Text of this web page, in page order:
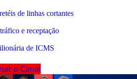
de linhas cortantes
e receptação
de ICMS
o Canal